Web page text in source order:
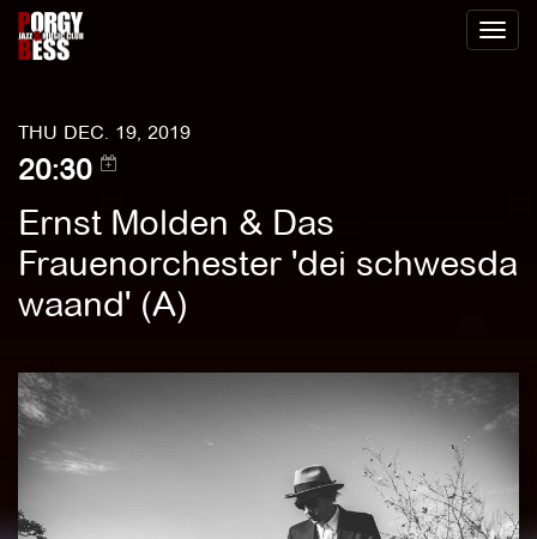
Toggle
THU DEC. 19, 2019
20:30
Ernst Molden & Das
Frauenorchester 'dei schwesda
waand' (A)